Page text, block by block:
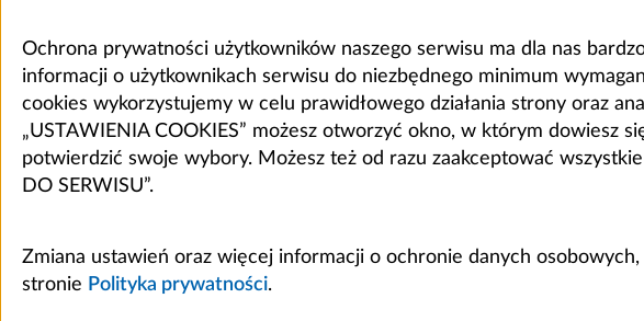
Ochrona prywatności użytkowników naszego serwisu ma dla nas
informacji o użytkownikach serwisu do niezbędnego minimum
cookies wykorzystujemy w celu prawidłowego działania strony oraz
„USTAWIENIA COOKIES” możesz otworzyć okno, w którym dowiesz
potwierdzić swoje wybory. Możesz też od razu zaakceptować
DO SERWISU”.
Zmiana ustawień oraz więcej informacji o ochronie danych
stronie Polityka prywatności.